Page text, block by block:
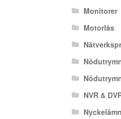
Monitorer
Motorlås
NVR &